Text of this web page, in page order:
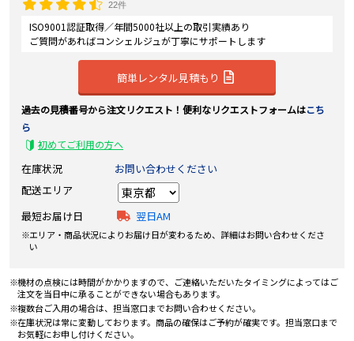
22件
ISO9001認証取得／年間5000社以上の取引実績あり
ご質問があればコンシェルジュが丁寧にサポートします
簡単レンタル見積もり
過去の見積番号から注文リクエスト！便利なリクエストフォームはこち
ら
初めてご利用の方へ
在庫状況
お問い合わせください
配送エリア
最短お届け日
翌日AM
エリア・商品状況によりお届け日が変わるため、詳細はお問い合わせくださ
い
機材の点検には時間がかかりますので、ご連絡いただいたタイミングによってはご
注文を当日中に承ることができない場合もあります。
複数台ご入用の場合は、担当窓口までお問い合わせください。
在庫状況は常に変動しております。商品の確保はご予約が確実です。担当窓口まで
お気軽にお申し付けください。